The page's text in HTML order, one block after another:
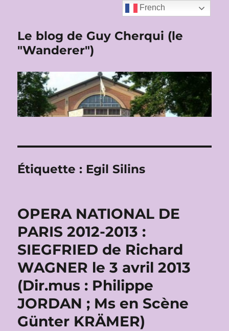
Le blog de Guy Cherqui (le
"Wanderer")
Étiquette : Egil Silins
OPERA NATIONAL DE
PARIS 2012-2013 :
SIEGFRIED de Richard
WAGNER le 3 avril 2013
(Dir.mus : Philippe
JORDAN ; Ms en Scène
Günter KRÄMER)
French